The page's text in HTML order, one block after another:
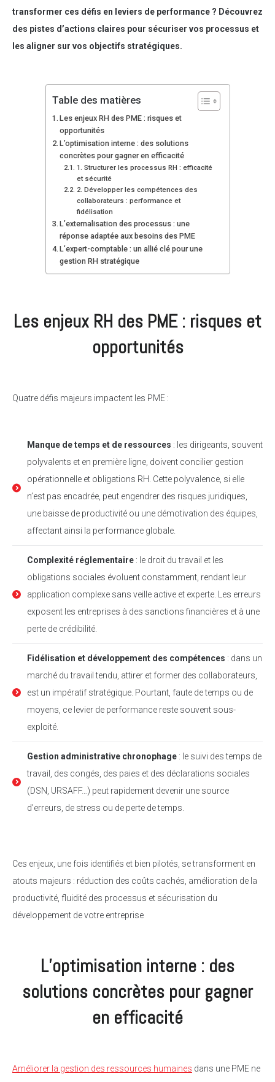
transformer ces défis en leviers de performance ? Découvrez
des pistes d’actions claires pour sécuriser vos processus et
les aligner sur vos objectifs stratégiques.
Table des matières
Les enjeux RH des PME : risques et
opportunités
L’optimisation interne : des solutions
concrètes pour gagner en efficacité
1. Structurer les processus RH : efficacité
et sécurité
2. Développer les compétences des
collaborateurs : performance et
fidélisation
L’externalisation des processus : une
réponse adaptée aux besoins des PME
L’expert-comptable : un allié clé pour une
gestion RH stratégique
Les enjeux RH des PME : risques et
opportunités
Quatre défis majeurs impactent les PME :
Manque de temps et de ressources : les dirigeants, souvent
polyvalents et en première ligne, doivent concilier gestion
opérationnelle et obligations RH. Cette polyvalence, si elle
n’est pas encadrée, peut engendrer des risques juridiques,
une baisse de productivité ou une démotivation des équipes,
affectant ainsi la performance globale.
Complexité réglementaire : le droit du travail et les
obligations sociales évoluent constamment, rendant leur
application complexe sans veille active et experte. Les erreurs
exposent les entreprises à des sanctions financières et à une
perte de crédibilité.
Fidélisation et développement des compétences : dans un
marché du travail tendu, attirer et former des collaborateurs,
est un impératif stratégique. Pourtant, faute de temps ou de
moyens, ce levier de performance reste souvent sous-
exploité.
Gestion administrative chronophage : le suivi des temps de
travail, des congés, des paies et des déclarations sociales
(DSN, URSAFF…) peut rapidement devenir une source
d’erreurs, de stress ou de perte de temps.
Ces enjeux, une fois identifiés et bien pilotés, se transforment en
atouts majeurs : réduction des coûts cachés, amélioration de la
productivité, fluidité des processus et sécurisation du
développement de votre entreprise
L’optimisation interne : des
solutions concrètes pour gagner
en efficacité
Améliorer la gestion des ressources humaines dans une PME ne